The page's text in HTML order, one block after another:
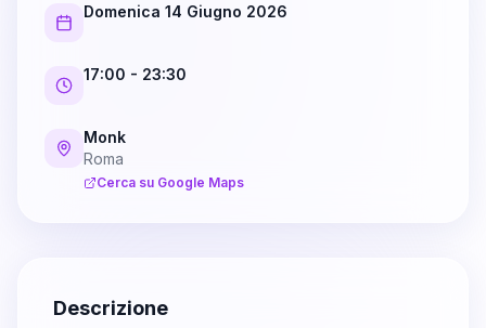
Domenica 14 Giugno 2026
17:00 - 23:30
Monk
Roma
Cerca su Google Maps
Descrizione